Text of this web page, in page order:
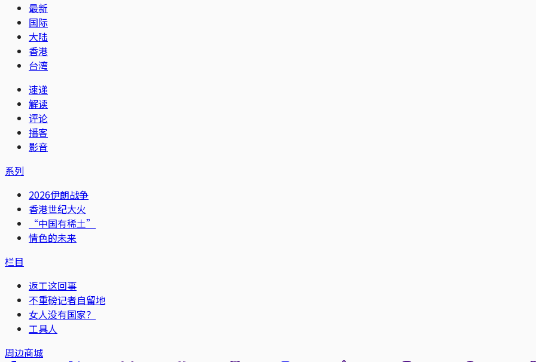
最新
国际
大陆
香港
台湾
速递
解读
评论
播客
影音
系列
2026伊朗战争
香港世纪大火
“中国有稀土”
情色的未来
栏目
返工这回事
不重磅记者自留地
女人没有国家？
工具人
周边商城